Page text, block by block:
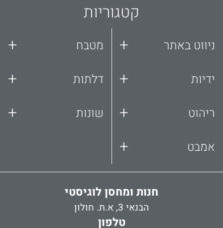
קטגוריות
ניווט באתר +
ידיות +
ריהוט +
אמבט +
מטבח +
דלתות +
שונות +
חנות ומחסן לוגיסטי
הבנאי 3, א.ת. חולון
טלפון